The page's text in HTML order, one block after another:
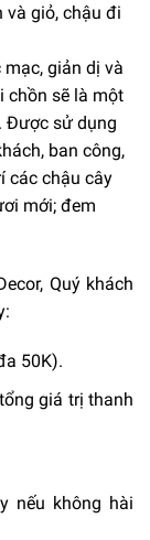
và giỏ, chậu đi
giản dị và
chồn sẽ là một
Được sử dụng
ban công,
các chậu cây
mới; đem
Quý khách
50K).
giá trị thanh
nếu không hài